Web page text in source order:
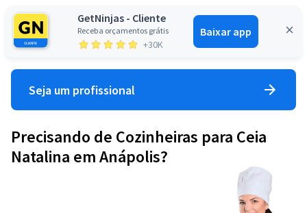
GetNinjas - Cliente
Receba orçamentos grátis
+30K
Baixar app
Entrar
Seja um profissional
Precisando de Cozinheiras para Ceia
Natalina em Anápolis?